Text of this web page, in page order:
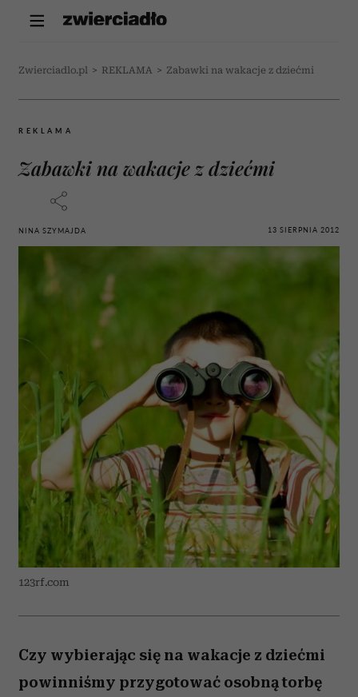
Zwierciadlo.pl > REKLAMA > Zabawki na wakacje z dziećmi
REKLAMA
Zabawki na wakacje z dziećmi
NINA SZYMAJDA 13 SIERPNIA 2012
123rf.com
Czy wybierając się na wakacje z dziećmi
powinniśmy przygotować osobną torbę